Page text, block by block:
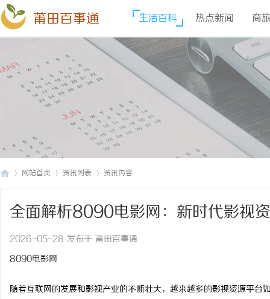
莆田百事通 生活百科 热点新闻 商
网站首页 资讯列表 资讯内容
全面解析8090电影网：新时代影视
2026-05-28 发布于 莆田百事通
8090电影网
随着互联网的发展和影视产业的不断壮大，越来越多的影视资源平